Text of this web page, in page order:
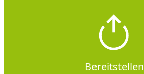
Bereitstellen